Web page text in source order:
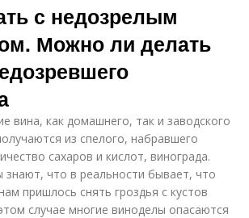
с недозрелым
Можно ли делать
вина, как домашнего, так и заводского
из спелого, набравшего
сахаров и кислот, винограда.
знают, что в реальности бывает, что
пришлось снять гроздья с кустов
случае многие виноделы опасаются